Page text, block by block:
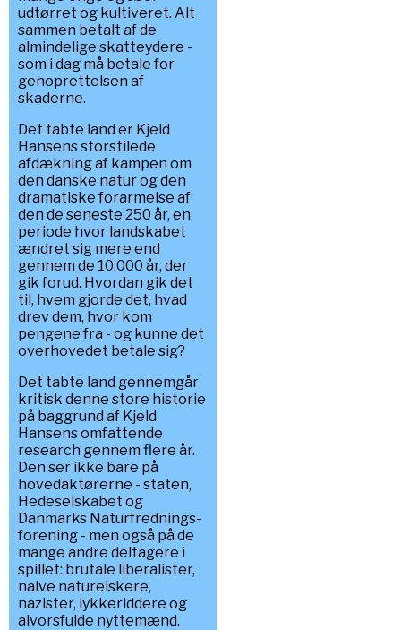
udtørret og kultiveret. Alt
sammen betalt af de
almindelige skatteydere -
som i dag må betale for
genoprettelsen af
skaderne.
Det tabte land er Kjeld
Hansens storstilede
afdækning af kampen om
den danske natur og den
dramatiske forarmelse af
den de seneste 250 år, en
periode hvor landskabet
ændret sig mere end
gennem de 10.000 år, der
gik forud. Hvordan gik det
til, hvem gjorde det, hvad
drev dem, hvor kom
pengene fra - og kunne det
overhovedet betale sig?
Det tabte land gennemgår
kritisk denne store historie
på baggrund af Kjeld
Hansens omfattende
research gennem flere år.
Den ser ikke bare på
hovedaktørerne - staten,
Hedeselskabet og
Danmarks Naturfrednings-
forening - men også på de
mange andre deltagere i
spillet: brutale liberalister,
naive naturelskere,
nazister, lykkeriddere og
alvorsfulde nyttemænd.